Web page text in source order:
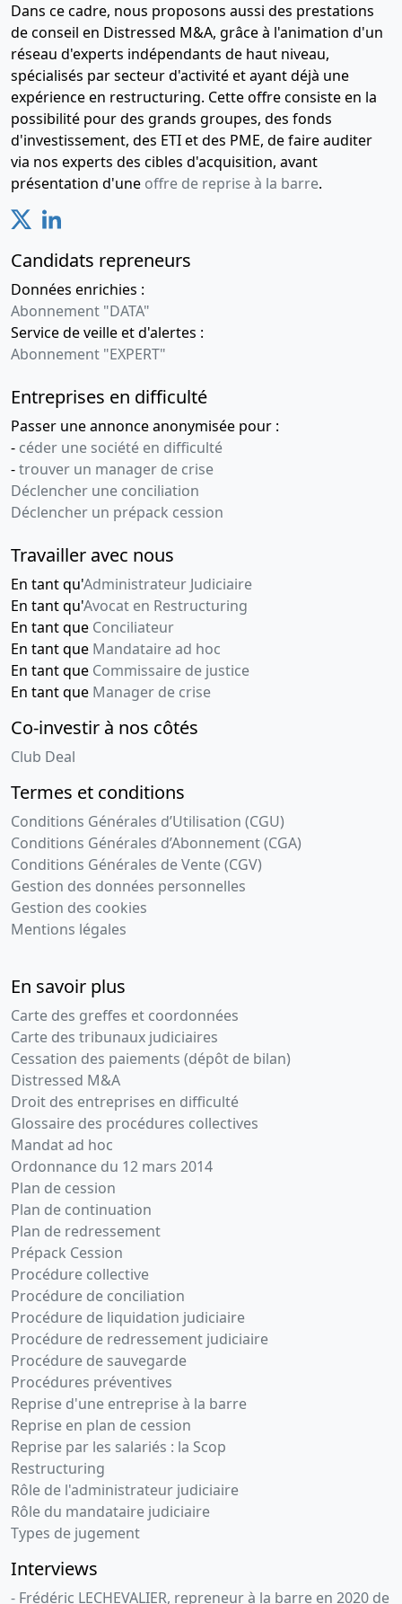
Dans ce cadre, nous proposons aussi des prestations
de conseil en Distressed M&A, grâce à l'animation d'un
réseau d'experts indépendants de haut niveau,
spécialisés par secteur d'activité et ayant déjà une
expérience en restructuring. Cette offre consiste en la
possibilité pour des grands groupes, des fonds
d'investissement, des ETI et des PME, de faire auditer
via nos experts des cibles d'acquisition, avant
présentation d'une offre de reprise à la barre.
Candidats repreneurs
Données enrichies :
Abonnement "DATA"
Service de veille et d'alertes :
Abonnement "EXPERT"
Entreprises en difficulté
Passer une annonce anonymisée pour :
- céder une société en difficulté
-trouver un manager de crise
Déclencher une conciliation
Déclencher un prépack cession
Travailler avec nous
En tant qu'Administrateur Judiciaire
En tant qu'Avocat en Restructuring
En tant que Conciliateur
En tant que Mandataire ad hoc
En tant que Commissaire de justice
En tant que Manager de crise
Co-investir à nos côtés
Club Deal
Termes et conditions
Conditions Générales d’Utilisation (CGU)
Conditions Générales d’Abonnement (CGA)
Conditions Générales de Vente (CGV)
Gestion des données personnelles
Gestion des cookies
Mentions légales
En savoir plus
Carte des greffes et coordonnées
Carte des tribunaux judiciaires
Cessation des paiements (dépôt de bilan)
Distressed M&A
Droit des entreprises en difficulté
Glossaire des procédures collectives
Mandat ad hoc
Ordonnance du 12 mars 2014
Plan de cession
Plan de continuation
Plan de redressement
Prépack Cession
Procédure collective
Procédure de conciliation
Procédure de liquidation judiciaire
Procédure de redressement judiciaire
Procédure de sauvegarde
Procédures préventives
Reprise d'une entreprise à la barre
Reprise en plan de cession
Reprise par les salariés : la Scop
Restructuring
Rôle de l'administrateur judiciaire
Rôle du mandataire judiciaire
Types de jugement
Interviews
- Frédéric LECHEVALIER, repreneur à la barre en 2020 de